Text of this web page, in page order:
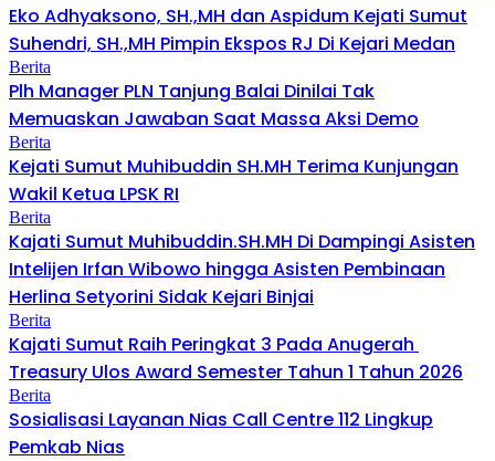
Eko Adhyaksono, SH.,MH dan Aspidum Kejati Sumut
Suhendri, SH.,MH Pimpin Ekspos RJ Di Kejari Medan
Berita
Plh Manager PLN Tanjung Balai Dinilai Tak
Memuaskan Jawaban Saat Massa Aksi Demo
Berita
Kejati Sumut Muhibuddin SH.MH Terima Kunjungan
Wakil Ketua LPSK RI
Berita
Kajati Sumut Muhibuddin.SH.MH Di Dampingi Asisten
Intelijen Irfan Wibowo hingga Asisten Pembinaan
Herlina Setyorini Sidak Kejari Binjai
Berita
Kajati Sumut Raih Peringkat 3 Pada Anugerah
Treasury Ulos Award Semester Tahun 1 Tahun 2026
Berita
Sosialisasi Layanan Nias Call Centre 112 Lingkup
Pemkab Nias